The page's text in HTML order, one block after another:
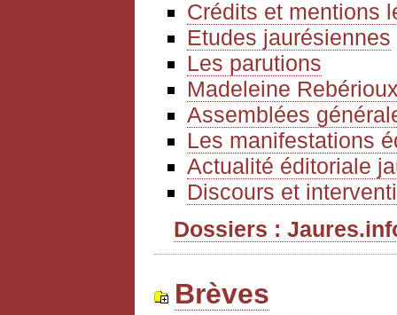
Crédits et mentions
Etudes jaurésiennes
Les parutions
Madeleine
Assemblées
Les manifestations
Actualité éditoriale
Discours et
Dossiers :
Brèves